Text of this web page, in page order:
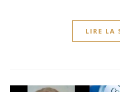
LIRE LA